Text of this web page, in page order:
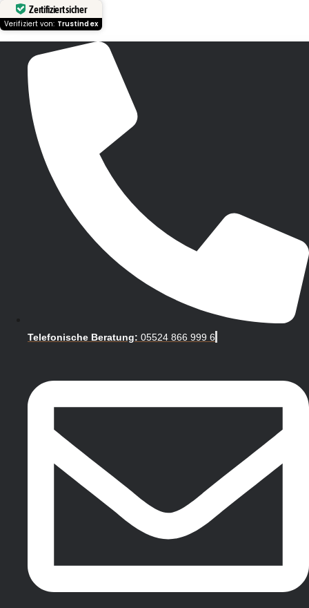
Zertifiziert sicher
Verifiziert von: Trustindex
Telefonische Beratung: 05524 866 999 6